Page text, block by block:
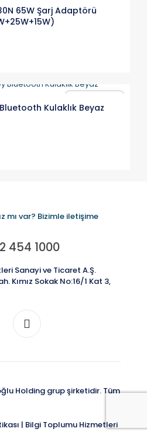
65W Şarj Adaptörü
Kulaklık Beyaz
mı var? Bizimle iletişime
454 1000
Sanayi ve Ticaret A.Ş.
Kımız Sokak No:16/1 Kat 3,
Holding grup şirketidir. Tüm
| Bilgi Toplumu Hizmetleri